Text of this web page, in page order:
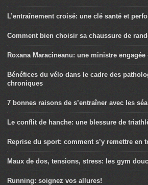
L’entraînement croisé: une clé santé et
Comment bien choisir sa chaussure de
Roxana Maracineanu: une ministre
Bénéfices du vélo dans le cadre des
chroniques
7 bonnes raisons de s’entraîner avec les
Le conflit de hanche: une blessure de
Reprise du sport: comment s’y remettre en
Maux de dos, tensions, stress: les gym
Running: soignez vos allures!